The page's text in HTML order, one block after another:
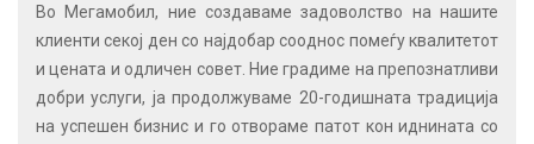
Во Мегамобил, ние создаваме задоволство на нашите
клиенти секој ден со најдобар сооднос помеѓу квалитетот
и цената и одличен совет. Ние градиме на препознатливи
добри услуги, ја продолжуваме 20-годишната традиција
на успешен бизнис и го отвораме патот кон иднината со